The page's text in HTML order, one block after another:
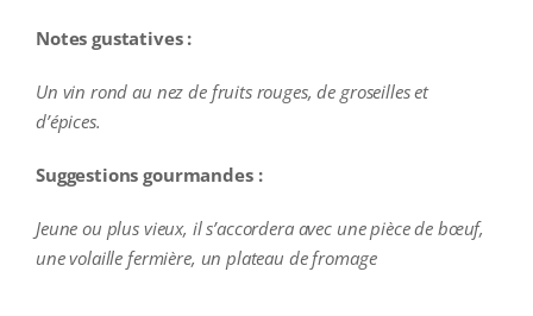
Notes gustatives :
Un vin rond au nez de fruits rouges, de groseilles et
d’épices.
Suggestions gourmandes :
Jeune ou plus vieux, il s’accordera avec une pièce de bœuf,
une volaille fermière, un plateau de fromage